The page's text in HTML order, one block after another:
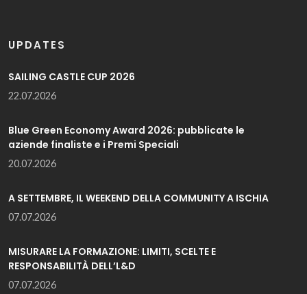
UPDATES
SAILING CASTLE CUP 2026
22.07.2026
Blue Green Economy Award 2026: pubblicate le
aziende finaliste e i Premi Speciali
20.07.2026
A SETTEMBRE, IL WEEKEND DELLA COMMUNITY A ISCHIA
07.07.2026
MISURARE LA FORMAZIONE: LIMITI, SCELTE E
RESPONSABILITÀ DELL’L&D
07.07.2026